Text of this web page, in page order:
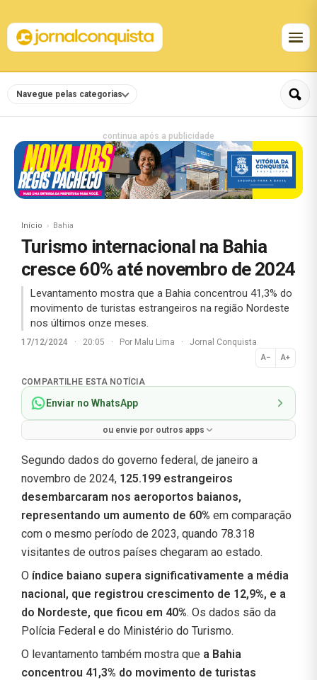
Navegue pelas categorias
continua após a publicidade
Início Bahia
Turismo internacional na Bahia
cresce 60% até novembro de 2024
Levantamento mostra que a Bahia concentrou 41,3% do
movimento de turistas estrangeiros na região Nordeste
nos últimos onze meses.
17/12/2024 · 20:05 · Por Malu Lima · Jornal Conquista
A− A+
Normal
COMPARTILHE ESTA NOTÍCIA
Enviar no WhatsApp
ou envie por outros apps
Segundo dados do governo federal, de janeiro a
novembro de 2024, 125.199 estrangeiros
desembarcaram nos aeroportos baianos,
representando um aumento de 60% em comparação
com o mesmo período de 2023, quando 78.318
visitantes de outros países chegaram ao estado.
O índice baiano supera significativamente a média
nacional, que registrou crescimento de 12,9%, e a
do Nordeste, que ficou em 40%. Os dados são da
Polícia Federal e do Ministério do Turismo.
O levantamento também mostra que a Bahia
concentrou 41,3% do movimento de turistas